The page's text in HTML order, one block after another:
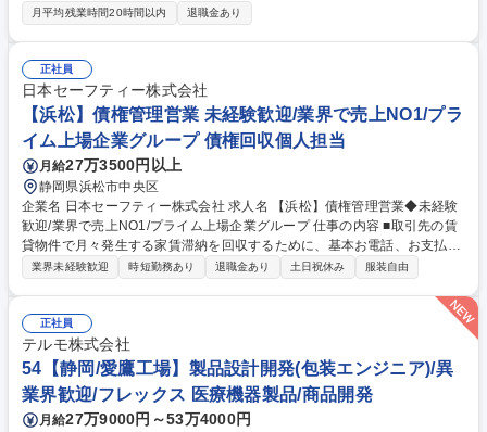
の開拓から価格交渉までをお任せします。高品質な製品群を根本から支
境です。 【働き方】残業月16時間、土日休、有給取得14.0日。ワークラ
イフバランスを保ち長期就業が可能です。 【やりがい】製品は自動車から
医療機器まで多岐にわたります。景気変動に強い事業基盤のもと、モノづ
くりの最上流で品質やコストを管理する、購買としての醍醐味を存分に実
感できるポジションです。 募集職種 【吉田町/購買】賞与5.68ヶ月◎安定
基盤のプラスチック総合メーカー
月平均残業時間20時間以内 退職金あり
正社員
日本セーフティー株式会社
【浜松】債権管理営業 未経験歓迎/業界で売上NO1/プラ
イム上場企業グループ 債権回収個人担当
月給27万3500円以上
静岡県浜松市中央区
企業名 日本セーフティー株式会社 求人名 【浜松】債権管理営業◆未経験
歓迎/業界で売上NO1/プライム上場企業グループ 仕事の内容 ■取引先の賃
貸物件で月々発生する家賃滞納を回収するために、基本お電話、お支払い
頂けない場合は訪問で個人向けコンサルティング営業をして頂きます！親
家賃を滞納されいている入居者様への連絡（支払いの案内や入金計画の立
案 等） 【顧客】■1人あたり平均150～200件/月（業界平均350件/月）
【育成環境】OJT研修が基本になりますが、マニュアルがあることに加
え、マネジメント業務に集中するリーダーを中心に4人1組のチームメンバ
ーが教育を行うためご安心ください。 （雇入れ直後）求人票通り（変更の
範囲）会社の定める業務 募集職種 【浜松】債権管理営業◆未経験歓迎/業
界で売上NO1/プライム上場企業グループ
業界未経験歓迎 時短勤務あり 退職金あり 土日祝休み 服装自由
正社員
テルモ株式会社
54【静岡/愛鷹工場】製品設計開発(包装エンジニア)/異
業界歓迎/フレックス 医療機器製品/商品開発
月給27万9000円～53万4000円